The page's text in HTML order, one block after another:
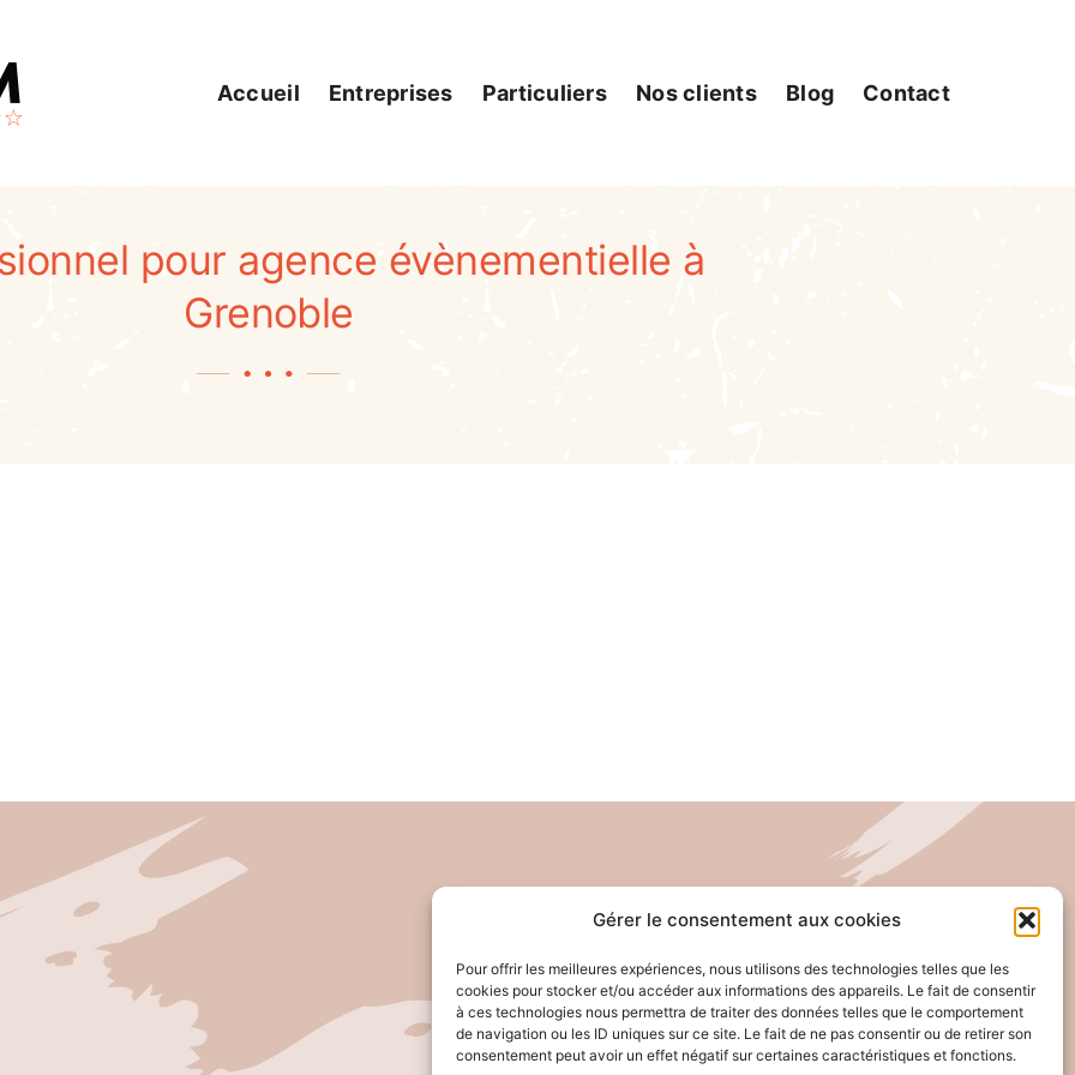
Gérer le consentement aux cookies
Pour offrir les meilleures expériences, nous utilisons des technologies telles que les
cookies pour stocker et/ou accéder aux informations des appareils. Le fait de consentir
à ces technologies nous permettra de traiter des données telles que le comportement
de navigation ou les ID uniques sur ce site. Le fait de ne pas consentir ou de retirer son
consentement peut avoir un effet négatif sur certaines caractéristiques et fonctions.
Accueil Entreprises Particuliers Nos clients Blog Contact
pour agence évènementielle à
Grenoble
T: + 04 26 65 32 19
E: contact@pro-anim.com
73 Grande rue de Saint Clair
69300 Caluire